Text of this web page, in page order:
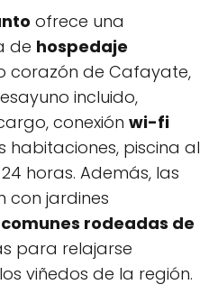
ofrece una
de hospedaje
corazón de Cafayate,
incluido,
conexión wi-fi
habitaciones, piscina al
horas. Además, las
con jardines
rodeadas de
para relajarse
viñedos de la región.